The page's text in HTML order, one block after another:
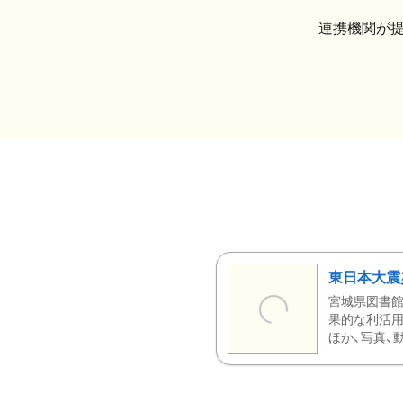
連携機関が
東日本大
宮城県図書
果的な利活
ほか、写真、